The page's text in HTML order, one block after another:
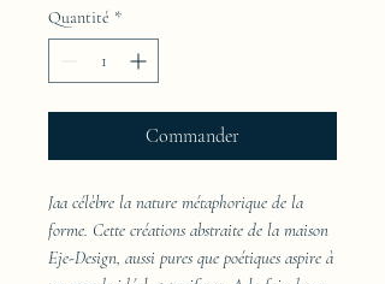
Quantité *
Commander
Jaa célèbre la nature métaphorique de la
forme. Cette créations abstraite de la maison
Eje-Design, aussi pures que poétiques aspire à